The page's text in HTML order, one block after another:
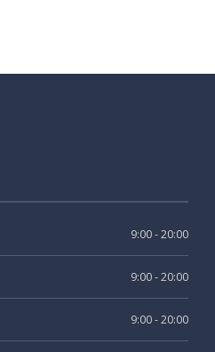
9:00 - 20:00
9:00 - 20:00
9:00 - 20:00